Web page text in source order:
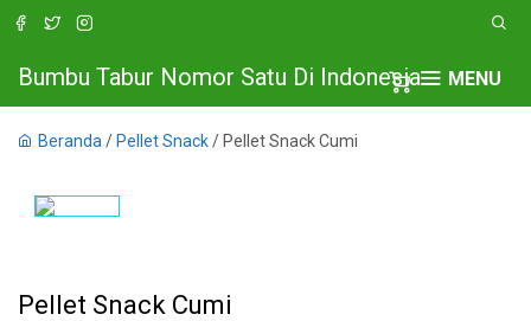
MENU
Bumbu Tabur Nomor Satu Di Indonesia
Beranda / Pellet Snack/ Pellet Snack Cumi
Pellet Snack Cumi